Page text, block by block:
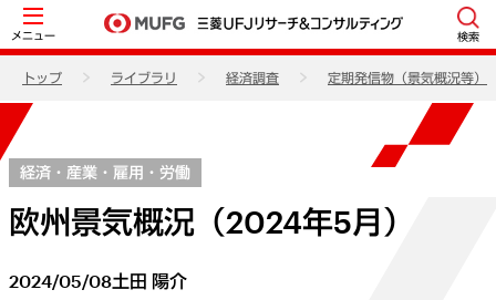
メニュー 検索
トップ ライブラリ 経済調査 定期発信物（景気概況等）
経済・産業・雇用・労働
欧州景気概況（2024年5月）
2024/05/08土田 陽介